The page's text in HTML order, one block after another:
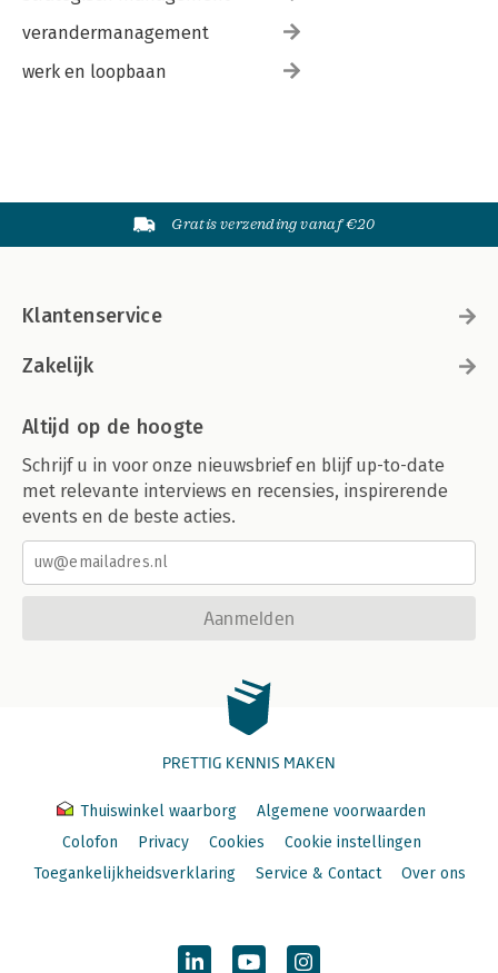
verandermanagement
werk en loopbaan
Gratis verzending vanaf €20
Klantenservice
Zakelijk
Altijd op de hoogte
Schrijf u in voor onze nieuwsbrief en blijf up-to-date
met relevante interviews en recensies, inspirerende
events en de beste acties.
Aanmelden
PRETTIG KENNIS MAKEN
Thuiswinkel waarborg
Algemene voorwaarden
Colofon
Privacy Cookies
Cookie instellingen
Toegankelijkheidsverklaring
Service & Contact Over ons